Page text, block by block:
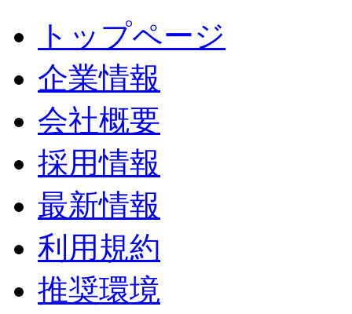
トップページ
企業情報
会社概要
採用情報
最新情報
利用規約
推奨環境